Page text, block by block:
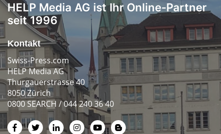
HELP Media AG ist Ihr Online-Partner
seit 1996
Kontakt
Swiss-Press.com
HELP Media AG
Thurgauerstrasse 40
8050 Zürich
0800 SEARCH / 044 240 36 40